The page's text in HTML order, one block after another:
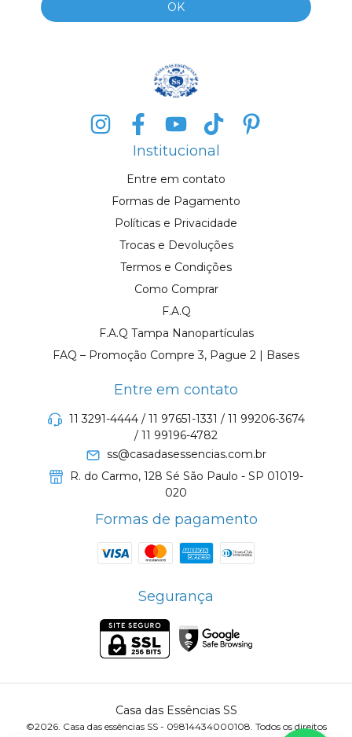
Institucional
Entre em contato
Formas de Pagamento
Políticas e Privacidade
Trocas e Devoluções
Termos e Condições
Como Comprar
F.A.Q
F.A.Q Tampa Nanopartículas
FAQ – Promoção Compre 3, Pague 2 | Bases
Entre em contato
11 3291-4444 / 11 97651-1331 / 11 99206-3674
/ 11 99196-4782
ss@casadasessencias.com.br
R. do Carmo, 128 Sé São Paulo - SP 01019-
020
Formas de pagamento
Segurança
Casa das Essências SS
©2026. Casa das essências SS - 09814434000108. Todos os direitos